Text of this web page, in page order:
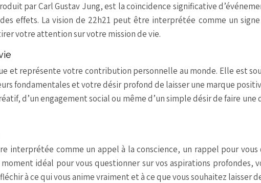
par Carl Gustav Jung, est la coïncidence significative
effets. La vision de 22h21 peut être interprétée comme un
votre attention sur votre mission de vie.
et représente votre contribution personnelle au monde. Elle est
fondamentales et votre désir profond de laisser une marque
d’un engagement social ou même d’un simple désir de faire une
interprétée comme un appel à la conscience, un rappel pour
idéal pour vous questionner sur vos aspirations profondes,
à ce qui vous anime vraiment et à ce que vous souhaitez laisser